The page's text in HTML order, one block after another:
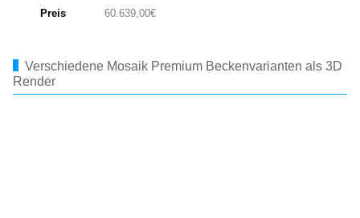
Preis 60.639,00€
Verschiedene Mosaik Premium Beckenvarianten als 3D
Render